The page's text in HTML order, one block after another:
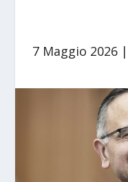
7 Maggio 2026|